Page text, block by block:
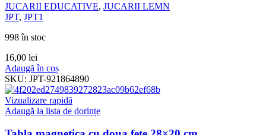
JUCARII EDUCATIVE, JUCARII LEMN
JPT, JPT1
998 în stoc
16,00 lei
Adaugă în coș
SKU: JPT-921864890
Vizualizare rapidă
Adaugă la lista de dorințe